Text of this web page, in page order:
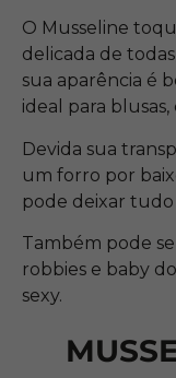
O Musseline
delicada de
sua aparência é
ideal para blusas,
Devida sua
um forro por
pode deixar tudo
Também pode
robbies e baby
sexy.